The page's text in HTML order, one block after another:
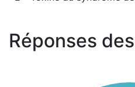
Réponses